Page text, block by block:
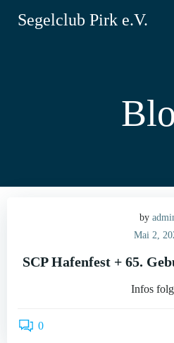
Segelclub Pirk e.V.
by
Mai 2,
SCP Hafenfest + 65.
Infos
0